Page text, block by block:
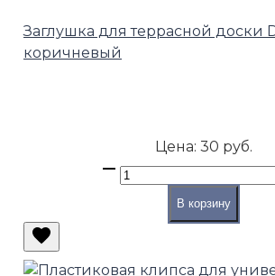
Заглушка для террасной доски
коричневый
Цена: 30 руб.
В корзину